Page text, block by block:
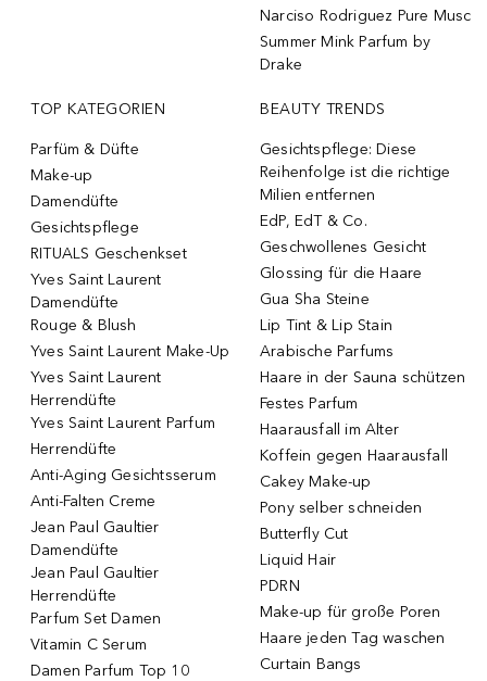
Narciso Rodriguez Pure Musc
Summer Mink Parfum by
Drake
TOP KATEGORIEN
Parfüm & Düfte
Make-up
Damendüfte
Gesichtspflege
RITUALS Geschenkset
Yves Saint Laurent
Damendüfte
Rouge & Blush
Yves Saint Laurent Make-Up
Yves Saint Laurent
Herrendüfte
Yves Saint Laurent Parfum
Herrendüfte
Anti-Aging Gesichtsserum
Anti-Falten Creme
Jean Paul Gaultier
Damendüfte
Jean Paul Gaultier
Herrendüfte
Parfum Set Damen
Vitamin C Serum
Damen Parfum Top 10
BEAUTY TRENDS
Gesichtspflege: Diese
Reihenfolge ist die richtige
Milien entfernen
EdP, EdT & Co.
Geschwollenes Gesicht
Glossing für die Haare
Gua Sha Steine
Lip Tint & Lip Stain
Arabische Parfums
Haare in der Sauna schützen
Festes Parfum
Haarausfall im Alter
Koffein gegen Haarausfall
Cakey Make-up
Pony selber schneiden
Butterfly Cut
Liquid Hair
PDRN
Make-up für große Poren
Haare jeden Tag waschen
Curtain Bangs